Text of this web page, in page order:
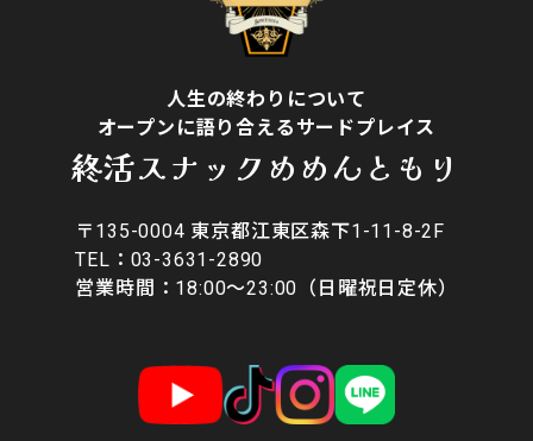
人生の終わりについて
オープンに語り合えるサードプレイス
終活スナックめめんともり
〒135-0004 東京都江東区森下1-11-8-2F
​TEL：03-3631-2890
営業時間：18:00〜23:00（日曜祝日定休）